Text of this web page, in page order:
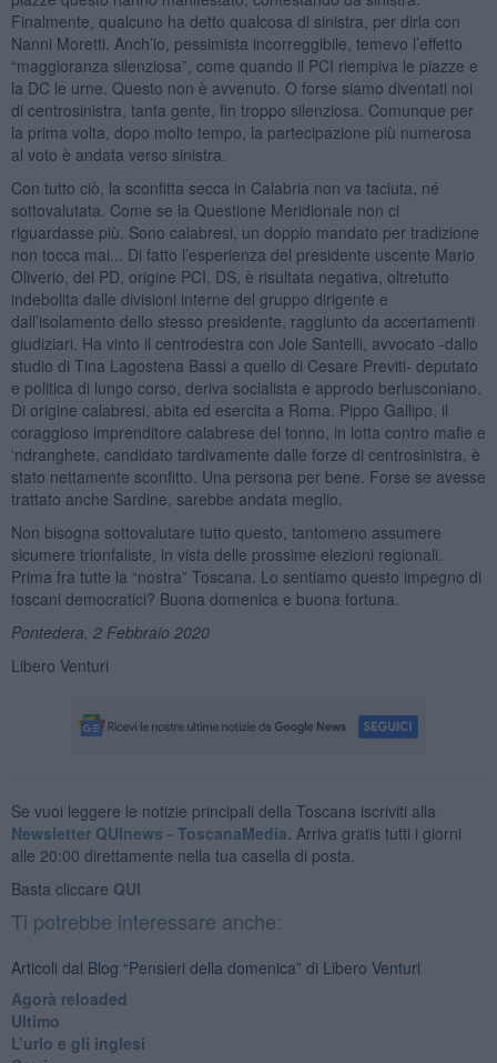
Finalmente, qualcuno ha detto qualcosa di sinistra, per dirla con
Nanni Moretti. Anch’io, pessimista incorreggibile, temevo l’effetto
“maggioranza silenziosa”, come quando il PCI riempiva le piazze e
la DC le urne. Questo non è avvenuto. O forse siamo diventati noi
di centrosinistra, tanta gente, fin troppo silenziosa. Comunque per
la prima volta, dopo molto tempo, la partecipazione più numerosa
al voto è andata verso sinistra.
Con tutto ciò, la sconfitta secca in Calabria non va taciuta, né
sottovalutata. Come se la Questione Meridionale non ci
riguardasse più. Sono calabresi, un doppio mandato per tradizione
non tocca mai... Di fatto l’esperienza del presidente uscente Mario
Oliverio, del PD, origine PCI, DS, è risultata negativa, oltretutto
indebolita dalle divisioni interne del gruppo dirigente e
dall’isolamento dello stesso presidente, raggiunto da accertamenti
giudiziari. Ha vinto il centrodestra con Jole Santelli, avvocato -dallo
studio di Tina Lagostena Bassi a quello di Cesare Previti- deputato
e politica di lungo corso, deriva socialista e approdo berlusconiano.
Di origine calabresi, abita ed esercita a Roma. Pippo Gallipo, il
coraggioso imprenditore calabrese del tonno, in lotta contro mafie e
‘ndranghete, candidato tardivamente dalle forze di centrosinistra, è
stato nettamente sconfitto. Una persona per bene. Forse se avesse
trattato anche Sardine, sarebbe andata meglio.
Non bisogna sottovalutare tutto questo, tantomeno assumere
sicumere trionfaliste, in vista delle prossime elezioni regionali.
Prima fra tutte la “nostra” Toscana. Lo sentiamo questo impegno di
toscani democratici? Buona domenica e buona fortuna.
Pontedera, 2 Febbraio 2020
Libero Venturi
Se vuoi leggere le notizie principali della Toscana iscriviti alla
Newsletter QUInews - ToscanaMedia. Arriva gratis tutti i giorni
alle 20:00 direttamente nella tua casella di posta.
Basta cliccare QUI
Ti potrebbe interessare anche:
Articoli dal Blog “Pensieri della domenica” di Libero Venturi
​Agorà reloaded
Ultimo
​L’urlo e gli inglesi